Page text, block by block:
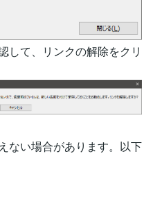
して、リンクの解除をクリ
ない場合があります。以下